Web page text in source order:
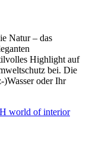
Natur – das
Highlight auf
bei. Die
)Wasser oder Ihr
world of interior